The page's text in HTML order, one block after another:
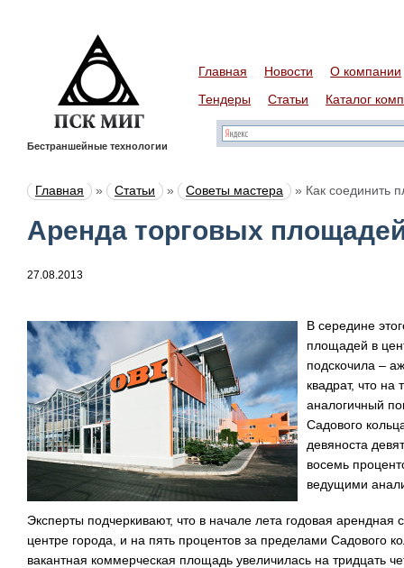
Бестраншейные технологии
Главная Новости
О компании
Тендеры
Статьи Каталог
Главная » Статьи » Советы мастера » Как соединить
Аренда торговых
27.08.2013
В середине
площадей в
подскочила –
квадрат, что
аналогичный
Садового
девяноста
восемь
ведущими
Эксперты подчеркивают, что в начале лета годовая
центре города, и на пять процентов за пределами Садового
вакантная коммерческая площадь увеличилась на тридцать